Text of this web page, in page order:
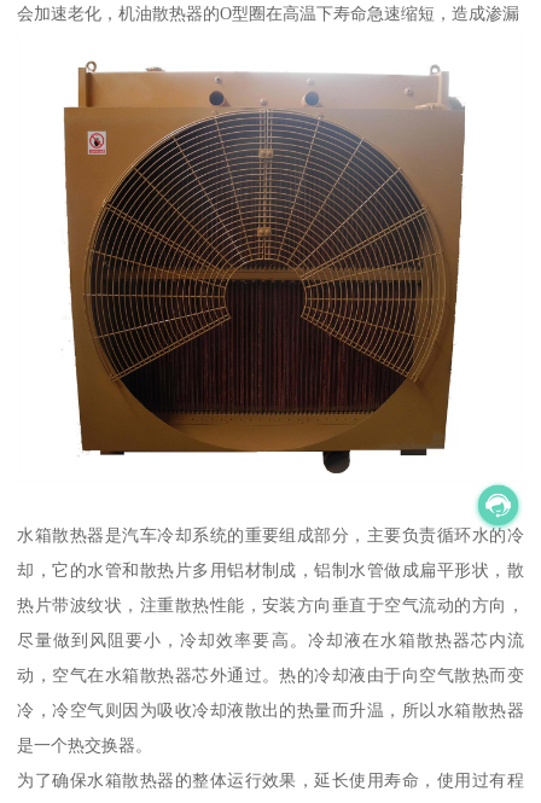
会加速老化，机油散热器的O型圈在高温下寿命急速缩短，造成渗漏
水箱散热器是汽车冷却系统的重要组成部分，主要负责循环水的冷
却，它的水管和散热片多用铝材制成，铝制水管做成扁平形状，散
热片带波纹状，注重散热性能，安装方向垂直于空气流动的方向，
尽量做到风阻要小，冷却效率要高。冷却液在水箱散热器芯内流
动，空气在水箱散热器芯外通过。热的冷却液由于向空气散热而变
冷，冷空气则因为吸收冷却液散出的热量而升温，所以水箱散热器
是一个热交换器。
为了确保水箱散热器的整体运行效果，延长使用寿命，使用过有程